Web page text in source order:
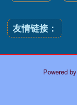
友情链接：
Powered by